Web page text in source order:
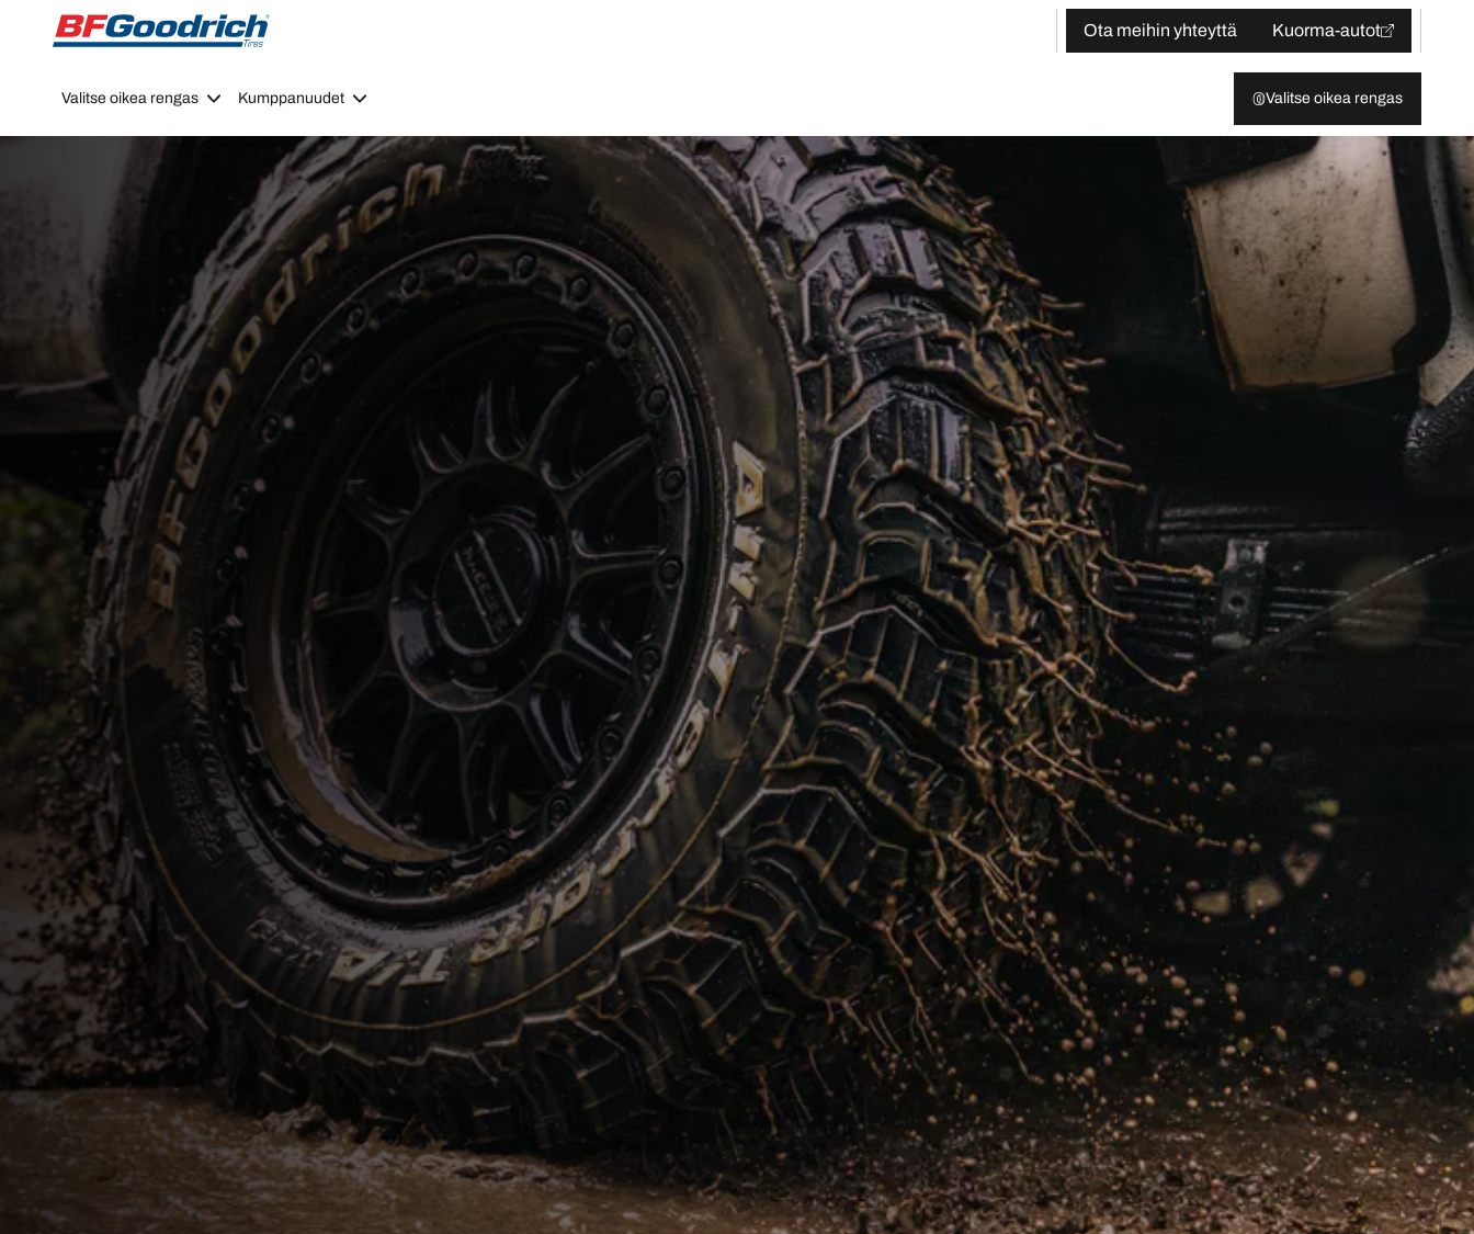
Go to page content
Go to page navigation
Ota meihin yhteyttä
Kuorma-autot
Valitse oikea rengas Kumppanuudet Valitse oikea rengas